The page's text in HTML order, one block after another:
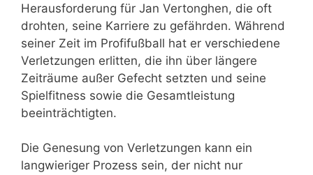
Herausforderung für Jan Vertonghen, die oft
drohten, seine Karriere zu gefährden. Während
seiner Zeit im Profifußball hat er verschiedene
Verletzungen erlitten, die ihn über längere
Zeiträume außer Gefecht setzten und seine
Spielfitness sowie die Gesamtleistung
beeinträchtigten.
Die Genesung von Verletzungen kann ein
langwieriger Prozess sein, der nicht nur